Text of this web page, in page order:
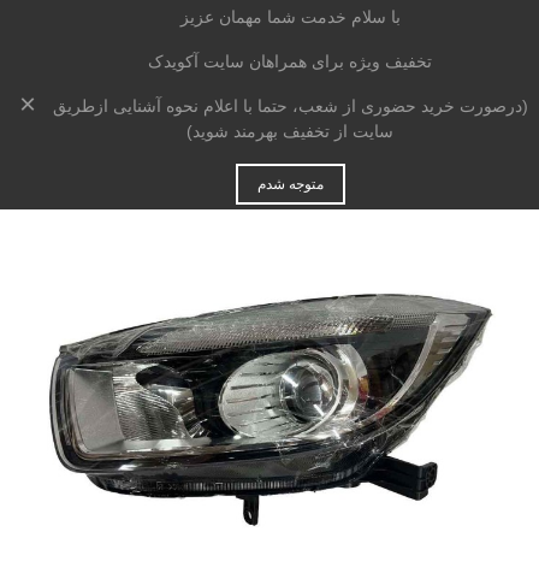
خانه > بدنه > چراغ > چراغ جلو چپ جک s5
با سلام خدمت شما مهمان عزیز
تخفیف ویژه برای همراهان سایت آکویدک
(درصورت خرید حضوری از شعب، حتما با اعلام نحوه آشنایی ازطریق
سایت از تخفیف بهرمند شوید)
متوجه شدم
×